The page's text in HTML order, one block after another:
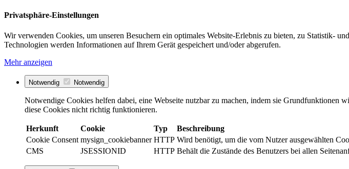
Privatsphäre-Einstellungen
Wir verwenden Cookies, um unseren Besuchern ein optimales Website-Erlebnis zu bieten, zu Statistik-
Technologien werden Informationen auf Ihrem Gerät gespeichert und/oder abgerufen.
Mehr anzeigen
Notwendig Notwendig
Notwendige Cookies helfen dabei, eine Webseite nutzbar zu machen, indem sie Grundfunktionen
diese Cookies nicht richtig funktionieren.
Herkunft Cookie Typ Beschreibung
Cookie Consent mysign_cookiebanner HTTP Wird benötigt, um die vom Nutzer ausgewählten
CMS
JSESSIONID HTTP Behält die Zustände des Benutzers bei allen